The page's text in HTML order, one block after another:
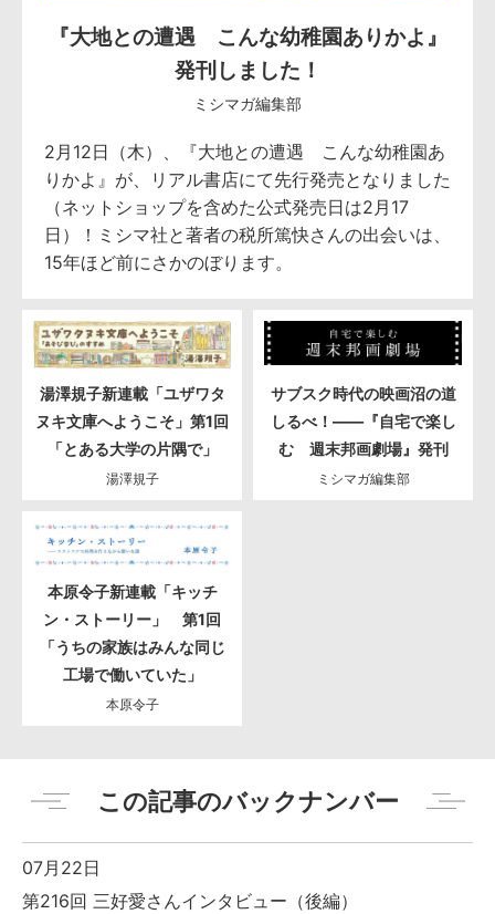
『大地との遭遇 こんな幼稚園ありかよ』
発刊しました！
ミシマガ編集部
2月12日（木）、『大地との遭遇 こんな幼稚園あ
りかよ』が、リアル書店にて先行発売となりました
（ネットショップを含めた公式発売日は2月17
日）！ミシマ社と著者の税所篤快さんの出会いは、
15年ほど前にさかのぼります。
湯澤規子新連載「ユザワタ
ヌキ文庫へようこそ」第1回
「とある大学の片隅で」
湯澤規子
サブスク時代の映画沼の道
しるべ！――『自宅で楽し
む 週末邦画劇場』発刊
ミシマガ編集部
本原令子新連載「キッチ
ン・ストーリー」 第1回
「うちの家族はみんな同じ
工場で働いていた」
本原令子
この記事のバックナンバー
07月22日
第216回 三好愛さんインタビュー（後編）